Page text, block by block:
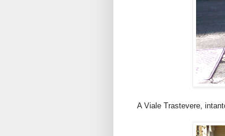
A Viale Trastevere,